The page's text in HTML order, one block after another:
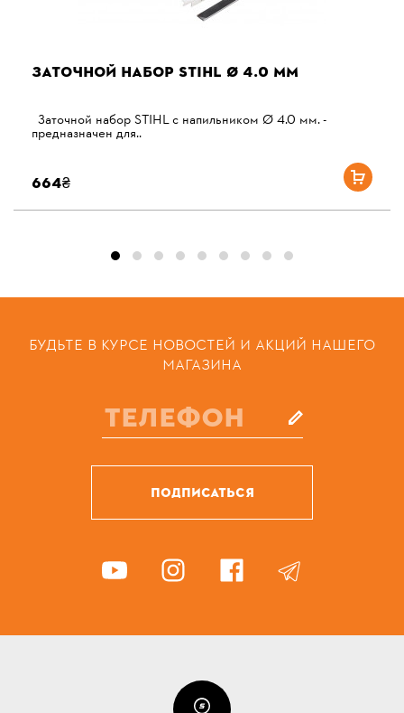
ЗАТОЧНОЙ НАБОР STIHL Ø 4.0 ММ
Заточной набор STIHL с напильником Ø 4.0 мм. -
предназначен для..
664₴
БУДЬТЕ В КУРСЕ НОВОСТЕЙ И АКЦИЙ НАШЕГО
МАГАЗИНА
ПОДПИСАТЬСЯ